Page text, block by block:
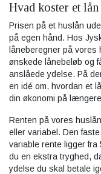
Hvad koster et
Prisen på et huslån
på egen hånd. Hos
låneberegner på vores
ønskede lånebeløb og
anslåede ydelse. På
en idé om, hvordan et
din økonomi på
Renten på vores
eller variabel. Den
variable rente ligger fra
du en ekstra tryghed,
ydelse du skal betale